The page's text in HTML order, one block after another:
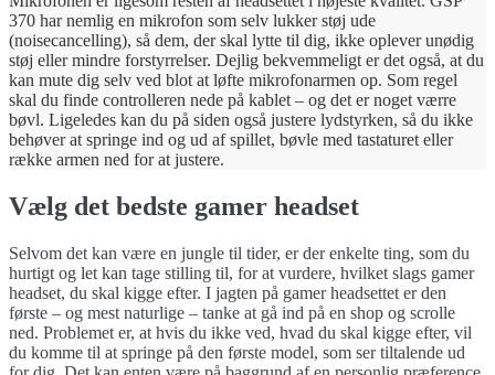
370 har nemlig en mikrofon som selv lukker støj ude
(noisecancelling), så dem, der skal lytte til dig, ikke oplever unødig
støj eller mindre forstyrrelser. Dejlig bekvemmeligt er det også, at du
kan mute dig selv ved blot at løfte mikrofonarmen op. Som regel
skal du finde controlleren nede på kablet – og det er noget værre
bøvl. Ligeledes kan du på siden også justere lydstyrken, så du ikke
behøver at springe ind og ud af spillet, bøvle med tastaturet eller
række armen ned for at justere.
Vælg det bedste gamer headset
Selvom det kan være en jungle til tider, er der enkelte ting, som du
hurtigt og let kan tage stilling til, for at vurdere, hvilket slags gamer
headset, du skal kigge efter. I jagten på gamer headsettet er den
første – og mest naturlige – tanke at gå ind på en shop og scrolle
ned. Problemet er, at hvis du ikke ved, hvad du skal kigge efter, vil
du komme til at springe på den første model, som ser tiltalende ud